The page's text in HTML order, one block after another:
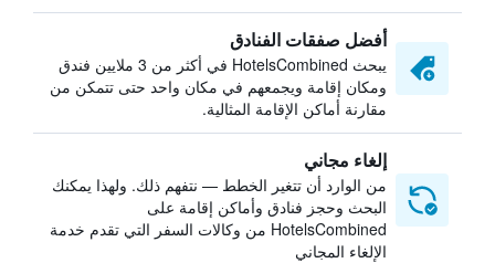
أفضل صفقات الفنادق
يبحث HotelsCombined في أكثر من 3 ملايين فندق
ومكان إقامة ويجمعهم في مكان واحد حتى تتمكن من
مقارنة أماكن الإقامة المثالية.
إلغاء مجاني
من الوارد أن تتغير الخطط — نتفهم ذلك. ولهذا يمكنك
البحث وحجز فنادق وأماكن إقامة على
HotelsCombined من وكالات السفر التي تقدم خدمة
الإلغاء المجاني